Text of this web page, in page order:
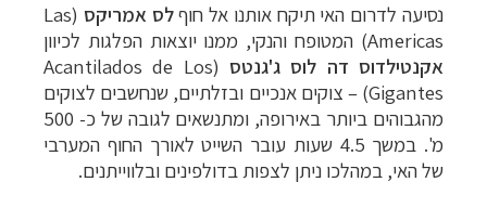
נסיעה לדרום האי תיקח אותנו אל חוףלס אמריקס (Las
Americas) המטופח והנקי, ממנו יוצאות הפלגות לכיוון
אקנטילדוס דה לוס ג'גנטס
(Acantilados de Los
Gigantes) – צוקים אנכיים ובזלתיים, שנחשבים לצוקים
מהגבוהים ביותר באירופה, ומתנשאים לגובה של כ- 500
מ'. במשך 4.5 שעות עובר השייט לאורך החוף המערבי
של האי, במהלכו ניתן לצפות בדולפינים ובלווייתנים.